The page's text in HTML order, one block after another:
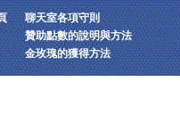
聊天室各項守則
贊助點數的說明與方法
金玫瑰的獲得方法